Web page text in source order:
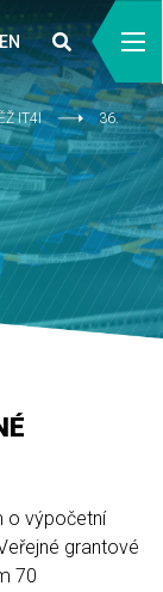
EN
IT4I
36.
o výpočetní
grantové
70